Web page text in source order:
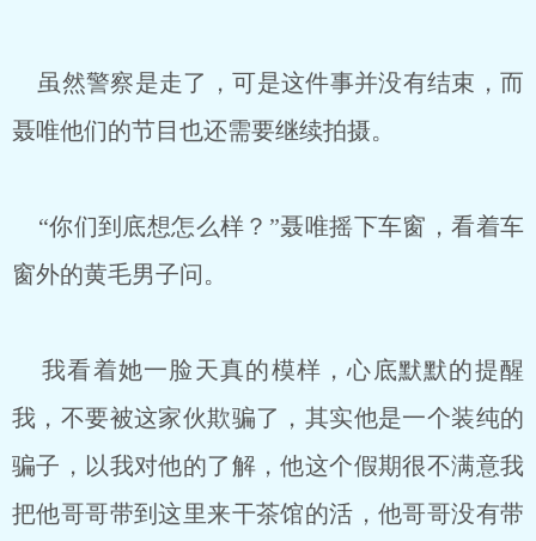
虽然警察是走了，可是这件事并没有结束，而
聂唯他们的节目也还需要继续拍摄。
“你们到底想怎么样？”聂唯摇下车窗，看着车
窗外的黄毛男子问。
我看着她一脸天真的模样，心底默默的提醒
我，不要被这家伙欺骗了，其实他是一个装纯的
骗子，以我对他的了解，他这个假期很不满意我
把他哥哥带到这里来干茶馆的活，他哥哥没有带